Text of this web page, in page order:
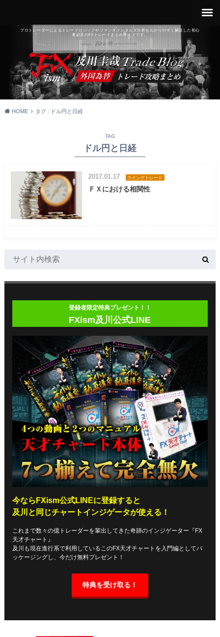
プロトレーダーによるトレードロジックやファンダメンタルズ分析をわかりやすく解説した初心
者必見のFXトレードまとめサイトです。
HOME タグ : ドル円と日経
TAG
ドル円と日経
2017.01.17 スイングトレード
ＦＸにおける相関性
登録者限定特典プレゼント！！
FXism及川公式LINE
今ならFXism公式LINEに登録すると
及川と同じチャートインジゲータが使える！
これまで数々の億トレーダーを輩出してきた奇跡のインジゲーター『FX
天才チャート』
及川も現在進行系で利用しているこのFX天才チャートを入門編としてパ
ッケージングし、今だけ無料プレゼント！
特典を受け取る！